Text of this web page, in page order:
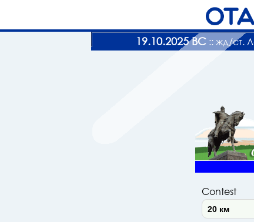
19.10.2025 ВС :: жд/ст.
Contest